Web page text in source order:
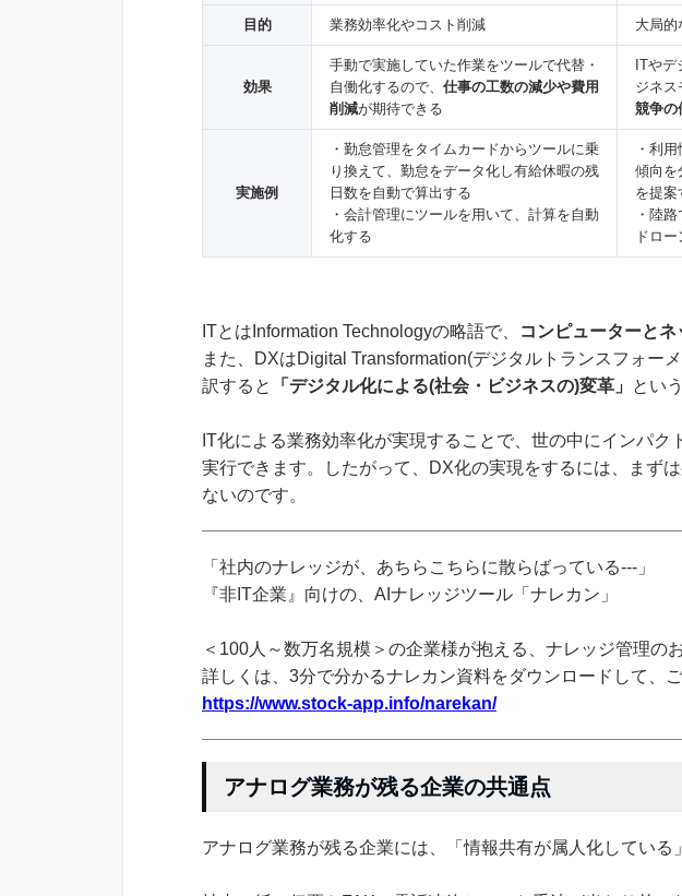
目的 業務効率化やコスト削減 大局的
効果
手動で実施していた作業をツールで代替・
自働化するので、 仕事の工数の減少や費用
削減が期待できる
ITや
ジネス
競争の
実施例
・勤怠管理をタイムカードからツールに乗
り換えて、勤怠をデータ化し有給休暇の残
日数を自動で算出する
・会計管理にツールを用いて、計算を自動
化する
・利
傾向を
を提案
・陸
ドロ
ITとはInformation Technologyの略語で、 コンピューターと
また、DXはDigital Transformation(デジタルトランスフォー
訳すると
「デジタル化による(社会・ビジネスの)変革」 とい
IT化による業務効率化が実現することで、世の中にインパク
実行できます。したがって、DX化の実現をするには、まず
ないのです。
「社内のナレッジが、あちらこちらに散らばっている---」
『非IT企業』向けの、AIナレッジツール「ナレカン」
＜100人～数万名規模＞の企業様が抱える、ナレッジ管理の
詳しくは、3分で分かるナレカン資料をダウンロードして、ご
https://www.stock-app.info/narekan/
アナログ業務が残る企業の共通点
アナログ業務が残る企業には、「情報共有が属人化している